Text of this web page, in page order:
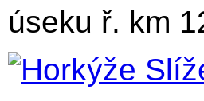
úseku ř. km